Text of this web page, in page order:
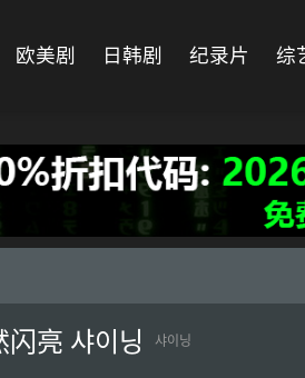
欧美剧 日韩剧 纪录片 综
闪亮 샤이닝 샤이닝